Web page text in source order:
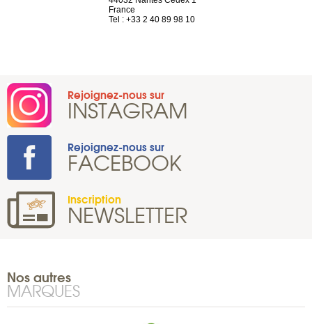
France
Tel : +33 2 40 89 98 10
Rejoignez-nous sur
INSTAGRAM
Rejoignez-nous sur
FACEBOOK
Inscription
NEWSLETTER
Nos autres
MARQUES